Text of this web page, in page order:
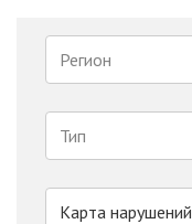
Регион
Тип
Карта нарушений